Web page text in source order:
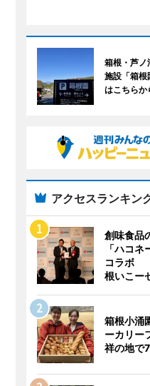
箱根・芦ノ
施設「箱根
はこちらか
アクセスランキン
創味食品
「ハコ
コラボ
根いこー
箱根小涌
ーカリー
祥の地で